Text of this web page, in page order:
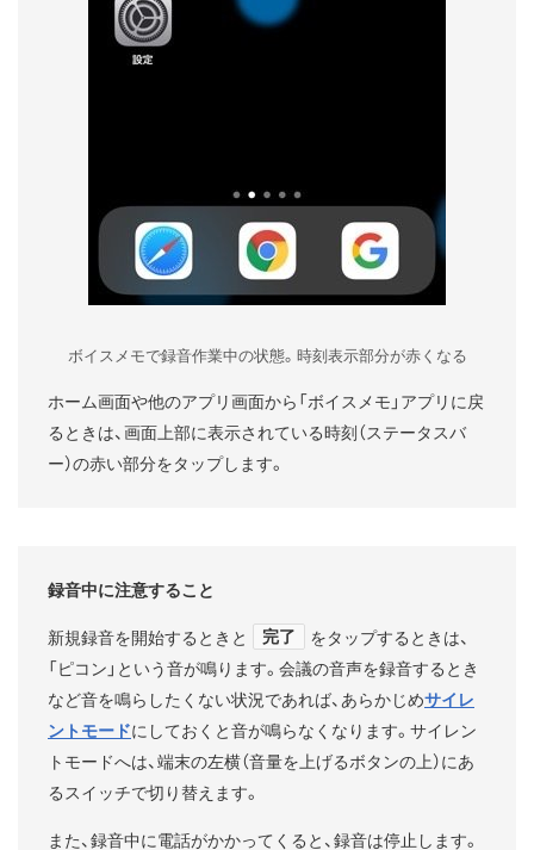
ボイスメモで録音作業中の状態。時刻表示部分が赤くなる
ホーム画面や他のアプリ画面から「ボイスメモ」アプリに戻
るときは、画面上部に表示されている時刻（ステータスバ
ー）の赤い部分をタップします。
録音中に注意すること
新規録音を開始するときと 完了
をタップするときは、
「ピコン」という音が鳴ります。会議の音声を録音するとき
など音を鳴らしたくない状況であれば、あらかじめサイレ
ントモードにしておくと音が鳴らなくなります。サイレン
トモードへは、端末の左横（音量を上げるボタンの上）にあ
るスイッチで切り替えます。
また、録音中に電話がかかってくると、録音は停止します。